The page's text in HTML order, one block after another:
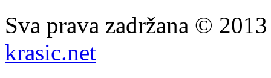
Sva prava zadržana ©
krasic.net